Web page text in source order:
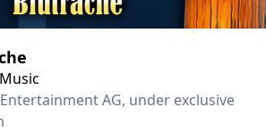
AG, under exclusive